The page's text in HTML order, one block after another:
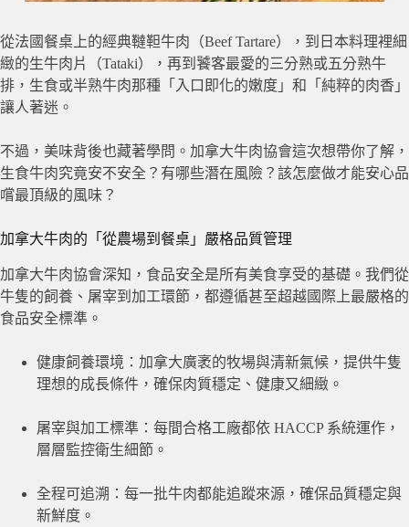
從法國餐桌上的經典韃靼牛肉（Beef Tartare），到日本料理裡細
緻的生牛肉片（Tataki），再到饕客最愛的三分熟或五分熟牛
排，生食或半熟牛肉那種「入口即化的嫩度」和「純粹的肉香」
讓人著迷。
不過，美味背後也藏著學問。加拿大牛肉協會這次想帶你了解，
生食牛肉究竟安不安全？有哪些潛在風險？該怎麼做才能安心品
嚐最頂級的風味？
加拿大牛肉的「從農場到餐桌」嚴格品質管理
加拿大牛肉協會深知，食品安全是所有美食享受的基礎。我們從
牛隻的飼養、屠宰到加工環節，都遵循甚至超越國際上最嚴格的
食品安全標準。
健康飼養環境：加拿大廣袤的牧場與清新氣候，提供牛隻
理想的成長條件，確保肉質穩定、健康又細緻。
屠宰與加工標準：每間合格工廠都依 HACCP 系統運作，
層層監控衛生細節。
全程可追溯：每一批牛肉都能追蹤來源，確保品質穩定與
新鮮度。